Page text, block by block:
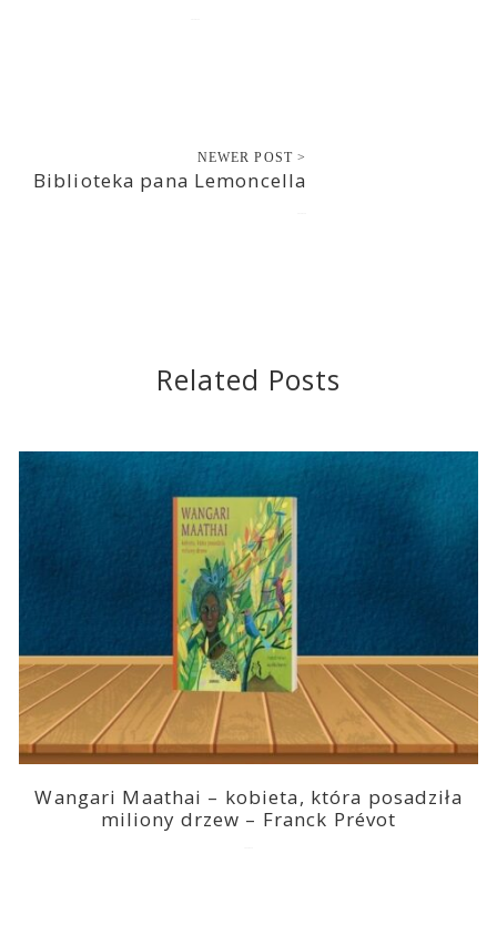
NEWER POST >
Biblioteka pana Lemoncella
Related Posts
Wangari Maathai – kobieta, która posadziła
miliony drzew – Franck Prévot